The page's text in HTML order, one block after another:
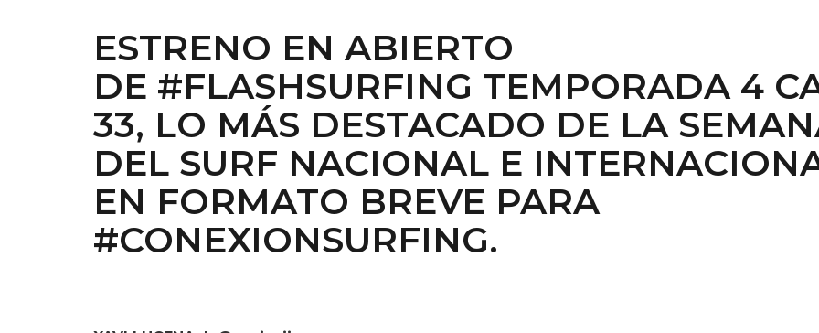
ESTRENO EN ABIERTO
DE #FLASHSURFING TEMPORADA 4
33, LO MÁS DESTACADO DE LA
DEL SURF NACIONAL E
EN FORMATO BREVE PARA
#CONEXIONSURFING.